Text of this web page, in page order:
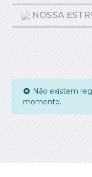
NOSSA
Não existem
momento.